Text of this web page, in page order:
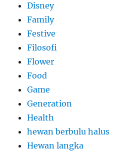
Disney
Family
Festive
Filosofi
Flower
Food
Game
Generation
Health
hewan berbulu halus
Hewan langka